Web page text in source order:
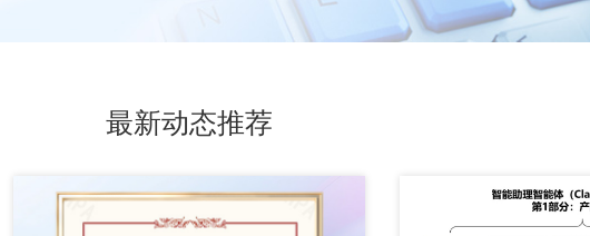
最新动态推荐